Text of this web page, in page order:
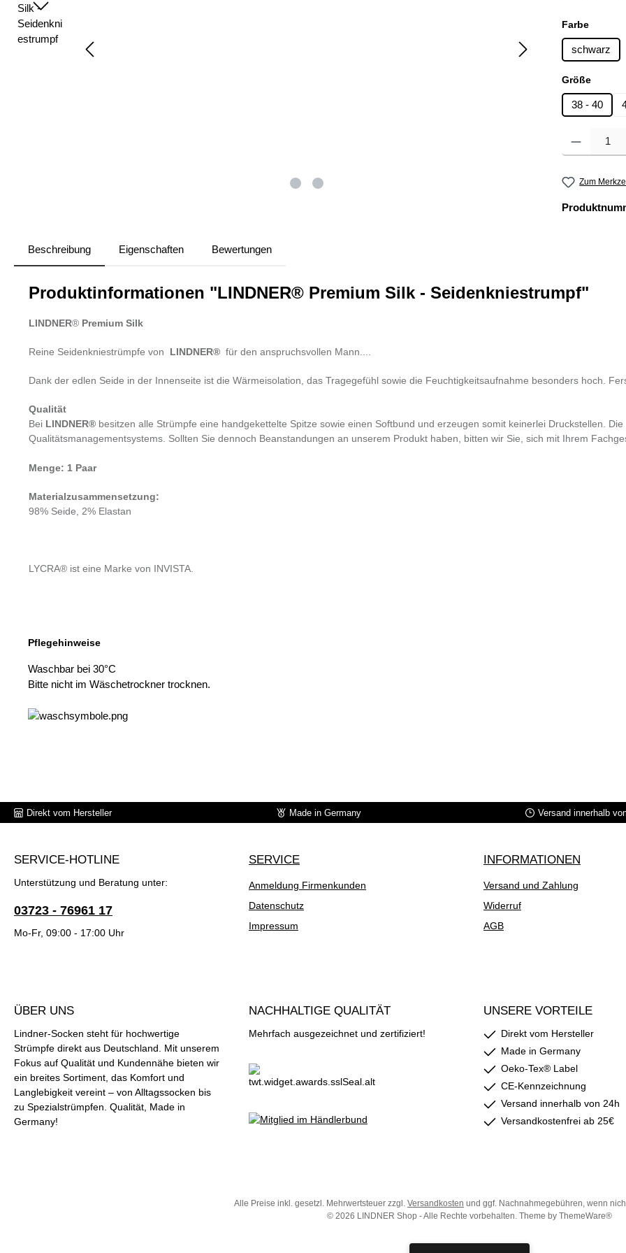
Farbe
schwarz
Größe
38 - 40
Produkt
Zum
Beschreibung Eigenschaften Bewertungen
Produktinformationen "LINDNER® Premium Silk - Seidenkniestrumpf"
LINDNER® Premium Silk
Reine Seidenkniestrümpfe von LINDNER® für den anspruchsvollen Mann....
Dank der edlen Seide in der Innenseite ist die Wärmeisolation, das Tragegefühl sowie die Feuchtigkeitsaufnahme besonders hoch.
Qualität
Bei LINDNER® besitzen alle Strümpfe eine handgekettelte Spitze sowie einen Softbund und erzeugen somit keinerlei Druckstellen.
Qualitätsmanagementsystems. Sollten Sie dennoch Beanstandungen an unserem Produkt haben, bitten wir Sie, sich mit Ihrem
Menge: 1 Paar
Materialzusammensetzung:
98% Seide, 2% Elastan
LYCRA® ist eine Marke von INVISTA.
Pflegehinweise
Waschbar bei 30°C
Bitte nicht im Wäschetrockner trocknen.
Direkt vom Hersteller Made in Germany Versand innerhalb
SERVICE-HOTLINE
Unterstützung und Beratung unter:
03723 - 76961 17
Mo-Fr, 09:00 - 17:00 Uhr
SERVICE
Anmeldung Firmenkunden
Datenschutz
Impressum
INFORMATIONEN
Versand und Zahlung
Widerruf
AGB
ÜBER UNS
Lindner-Socken steht für hochwertige
Strümpfe direkt aus Deutschland. Mit unserem
Fokus auf Qualität und Kundennähe bieten wir
ein breites Sortiment, das Komfort und
Langlebigkeit vereint – von Alltagssocken bis
zu Spezialstrümpfen. Qualität, Made in
Germany!
NACHHALTIGE QUALITÄT
Mehrfach ausgezeichnet und zertifiziert!
UNSERE VORTEILE
Direkt vom Hersteller
Made in Germany
Oeko-Tex® Label
CE-Kennzeichnung
Versand innerhalb von 24h
Versandkostenfrei ab 25€
Alle Preise inkl. gesetzl. Mehrwertsteuer zzgl. Versandkosten und ggf. Nachnahmegebühren, wenn
© 2026 LINDNER Shop - Alle Rechte vorbehalten. Theme by ThemeWare®